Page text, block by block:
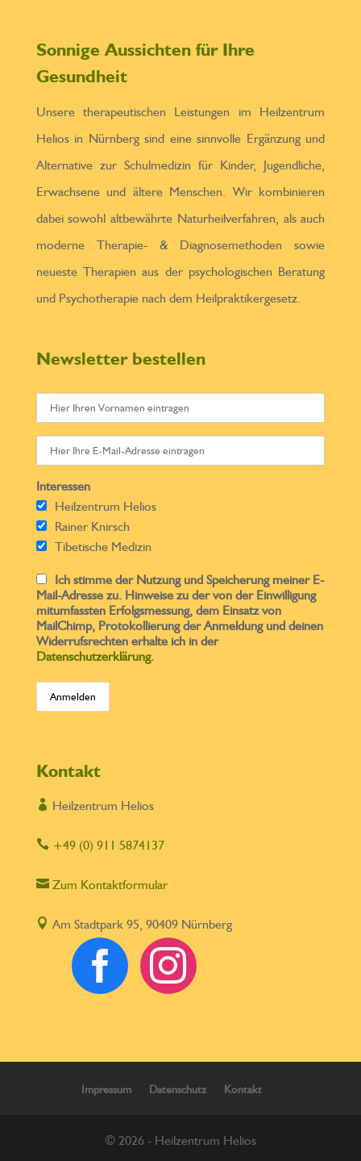
Sonnige Aussichten für Ihre
Gesundheit
Unsere therapeutischen Leistungen im Heilzentrum
Helios in Nürnberg sind eine sinnvolle Ergänzung und
Alternative zur Schulmedizin für Kinder, Jugendliche,
Erwachsene und ältere Menschen. Wir kombinieren
dabei sowohl altbewährte Naturheilverfahren, als auch
moderne Therapie- & Diagnosemethoden sowie
neueste Therapien aus der psychologischen Beratung
und Psychotherapie nach dem Heilpraktikergesetz.
Newsletter bestellen
Interessen
Heilzentrum Helios
Rainer Knirsch
Tibetische Medizin
Ich stimme der Nutzung und Speicherung meiner E-
Mail-Adresse zu. Hinweise zu der von der Einwilligung
mitumfassten Erfolgsmessung, dem Einsatz von
MailChimp, Protokollierung der Anmeldung und deinen
Widerrufsrechten erhalte ich in der
Datenschutzerklärung.
Kontakt
 Heilzentrum Helios
+49 (0) 911 5874137
Zum Kontaktformular
 Am Stadtpark 95, 90409 Nürnberg
 
Impressum Datenschutz Kontakt
© 2026 - Heilzentrum Helios